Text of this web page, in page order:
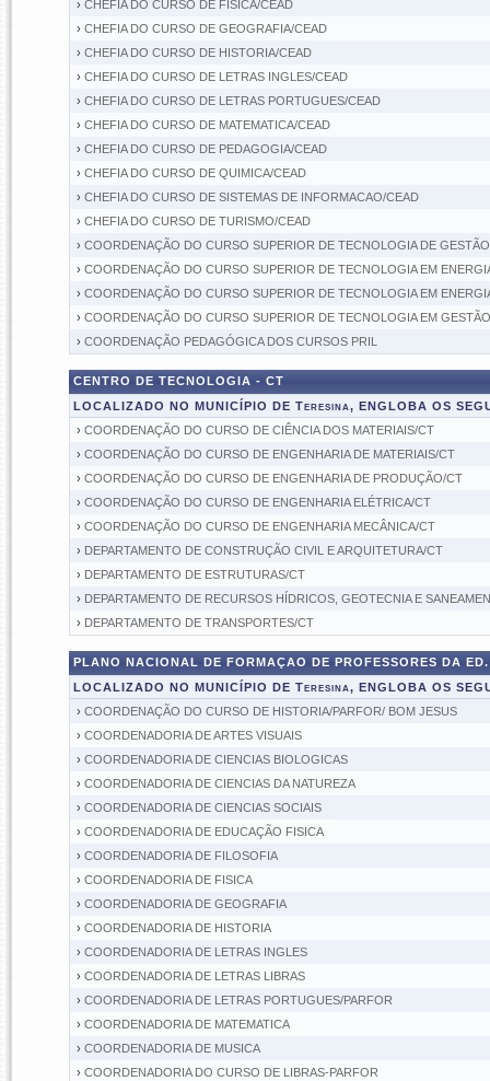
› CHEFIA DO CURSO DE FISICA/CEAD
› CHEFIA DO CURSO DE GEOGRAFIA/CEAD
› CHEFIA DO CURSO DE HISTORIA/CEAD
› CHEFIA DO CURSO DE LETRAS INGLES/CEAD
› CHEFIA DO CURSO DE LETRAS PORTUGUES/CEAD
› CHEFIA DO CURSO DE MATEMATICA/CEAD
› CHEFIA DO CURSO DE PEDAGOGIA/CEAD
› CHEFIA DO CURSO DE QUIMICA/CEAD
› CHEFIA DO CURSO DE SISTEMAS DE INFORMACAO/CEAD
› CHEFIA DO CURSO DE TURISMO/CEAD
› COORDENAÇÃO DO CURSO SUPERIOR DE TECNOLOGIA DE
› COORDENAÇÃO DO CURSO SUPERIOR DE TECNOLOGIA EM
› COORDENAÇÃO DO CURSO SUPERIOR DE TECNOLOGIA EM
› COORDENAÇÃO DO CURSO SUPERIOR DE TECNOLOGIA EM
› COORDENAÇÃO PEDAGÓGICA DOS CURSOS PRIL
CENTRO DE TECNOLOGIA - CT
LOCALIZADO NO MUNICÍPIO DE Teresina, ENGLOBA OS
› COORDENAÇÃO DO CURSO DE CIÊNCIA DOS MATERIAIS/CT
› COORDENAÇÃO DO CURSO DE ENGENHARIA DE MATERIAIS/CT
› COORDENAÇÃO DO CURSO DE ENGENHARIA DE PRODUÇÃO/CT
› COORDENAÇÃO DO CURSO DE ENGENHARIA ELÉTRICA/CT
› COORDENAÇÃO DO CURSO DE ENGENHARIA MECÂNICA/CT
› DEPARTAMENTO DE CONSTRUÇÃO CIVIL E ARQUITETURA/CT
› DEPARTAMENTO DE ESTRUTURAS/CT
› DEPARTAMENTO DE RECURSOS HÍDRICOS, GEOTECNIA E
› DEPARTAMENTO DE TRANSPORTES/CT
PLANO NACIONAL DE FORMAÇAO DE PROFESSORES DA
LOCALIZADO NO MUNICÍPIO DE Teresina, ENGLOBA OS
› COORDENAÇÃO DO CURSO DE HISTORIA/PARFOR/ BOM JESUS
› COORDENADORIA DE ARTES VISUAIS
› COORDENADORIA DE CIENCIAS BIOLOGICAS
› COORDENADORIA DE CIENCIAS DA NATUREZA
› COORDENADORIA DE CIENCIAS SOCIAIS
› COORDENADORIA DE EDUCAÇÃO FISICA
› COORDENADORIA DE FILOSOFIA
› COORDENADORIA DE FISICA
› COORDENADORIA DE GEOGRAFIA
› COORDENADORIA DE HISTORIA
› COORDENADORIA DE LETRAS INGLES
› COORDENADORIA DE LETRAS LIBRAS
› COORDENADORIA DE LETRAS PORTUGUES/PARFOR
› COORDENADORIA DE MATEMATICA
› COORDENADORIA DE MUSICA
› COORDENADORIA DO CURSO DE LIBRAS-PARFOR